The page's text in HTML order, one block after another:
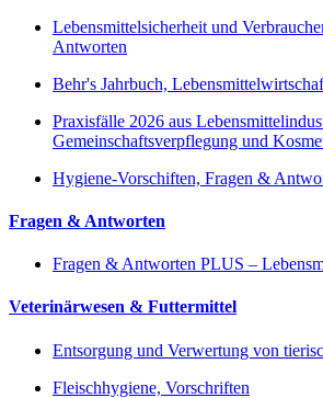
Lebensmittelsicherheit und
Antworten
Behr's Jahrbuch,
Praxisfälle 2026 aus
Gemeinschaftsverpflegung und
Hygiene-Vorschiften, Fragen &
Fragen & Antworten
Fragen & Antworten PLUS –
Veterinärwesen & Futtermittel
Entsorgung und Verwertung von
Fleischhygiene, Vorschriften